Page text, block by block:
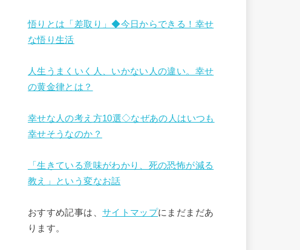
悟りとは「差取り」◆今日からできる！幸せ
な悟り生活
人生うまくいく人、いかない人の違い。幸せ
の黄金律とは？
幸せな人の考え方10選◇なぜあの人はいつも
幸せそうなのか？
「生きている意味がわかり、死の恐怖が減る
教え」という変なお話
おすすめ記事は、 サイトマップにまだまだあ
ります。